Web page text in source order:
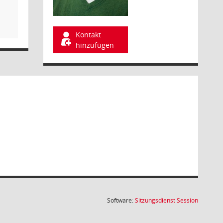
Kontakt
hinzufügen
Software:SitzungsdienstSession(Wird in